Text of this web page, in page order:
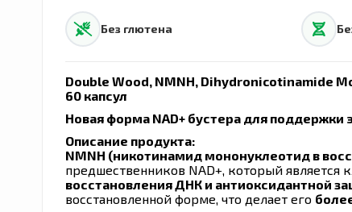
Без глютена
Double Wood, NMNH, Dihydronicotinamide
60 капсул
Новая форма NAD+ бустера для
Описание продукта:
NMNH (никотинамид мононуклеотид в
предшественников NAD+, который
восстановления ДНК и антиоксидантной
восстановленной форме, что делает его